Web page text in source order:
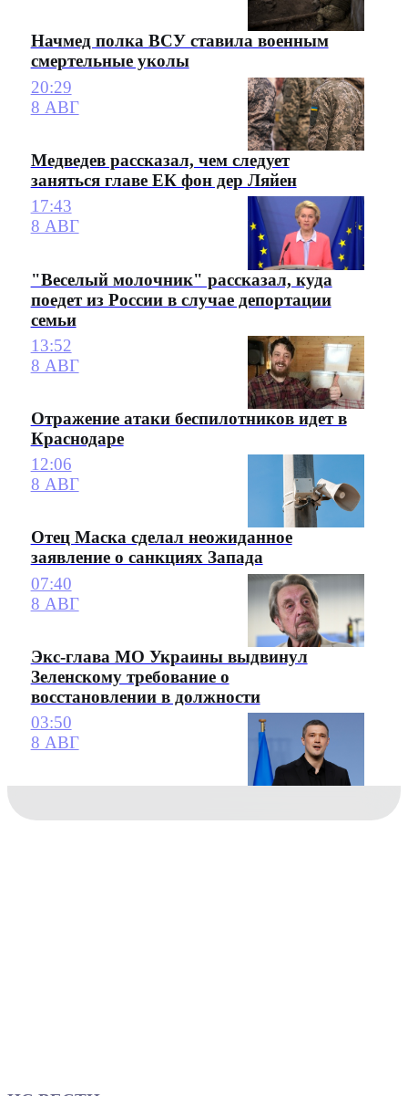
Начмед полка ВСУ ставила военным
смертельные уколы
20:29
8 АВГ
Медведев рассказал, чем следует
заняться главе ЕК фон дер Ляйен
17:43
8 АВГ
"Веселый молочник" рассказал, куда
поедет из России в случае депортации
семьи
13:52
8 АВГ
Отражение атаки беспилотников идет в
Краснодаре
12:06
8 АВГ
Отец Маска сделал неожиданное
заявление о санкциях Запада
07:40
8 АВГ
Экс-глава МО Украины выдвинул
Зеленскому требование о
восстановлении в должности
03:50
8 АВГ